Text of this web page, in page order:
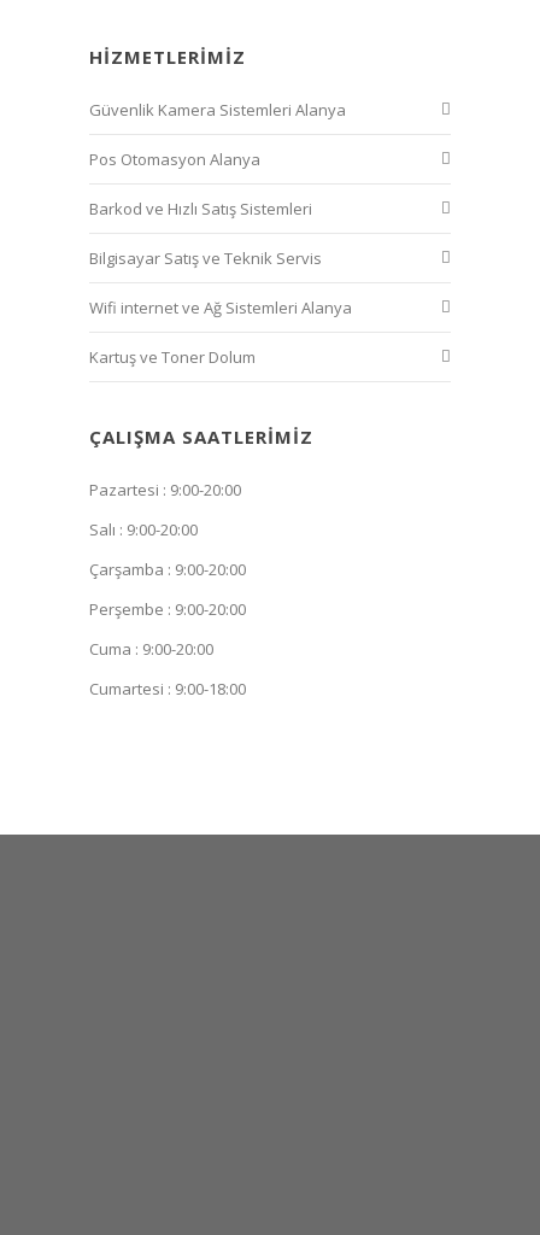
HIZMETLERIMIZ
Güvenlik Kamera Sistemleri Alanya
Pos Otomasyon Alanya
Barkod ve Hızlı Satış Sistemleri
Bilgisayar Satış ve Teknik Servis
Wifi internet ve Ağ Sistemleri Alanya
Kartuş ve Toner Dolum
ÇALIŞMA SAATLERIMIZ
Pazartesi : 9:00-20:00
Salı : 9:00-20:00
Çarşamba : 9:00-20:00
Perşembe : 9:00-20:00
Cuma : 9:00-20:00
Cumartesi : 9:00-18:00